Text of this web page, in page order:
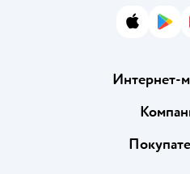
App Store
Интернет-
Доставка
Правила